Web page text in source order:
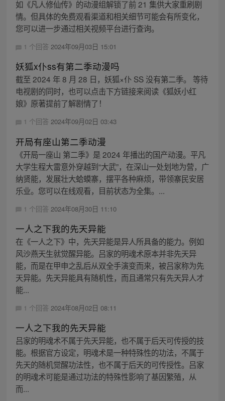
如《凡人修仙传》的动漫组解锁了前 21 集供大家重刷剧
情。但具体的免费观看渠道和相关细节可能会有所变化，
您可以进一步通过相关视频平台进行查询。
1 个回答 2024年09月03日 15:01
妖狐x仆ss有第二季动漫吗
截至 2024 年 8 月 28 日，妖狐×仆 SS 没有第二季。 等待
电视剧的同时，也可以点击下方链接来阅读《狐妖小红
娘》原著提前了解剧情了！
1 个回答 2024年09月02日 03:43
开局有座山第二季动漫
《开局一座山 第二季》是 2024 年播出的国产动漫。平凡
大学生程大雷意外穿越到“大武”，在深山一处划地为营，广
纳贤能，发展壮大蛤蟆寨，摆平各种麻烦，带领寨民安居
乐业。您可以在线观看，目前状态为全集。...
1 个回答 2024年08月30日 11:10
一人之下我的先天异能
在《一人之下》中，先天异能是异人所具备的能力。例如
风沙燕天生就觉醒异能。吕家的明魂术原本并非先天异
能，而是在甲申之乱后从双全手演变而来，被吕家称为先
天异能。先天异能具有随机性，而且通常只有先天异人才
能...
1 个回答 2024年08月02日 08:11
一人之下我的先天异能
吕家的明魂术不属于先天异能，也不属于后天可传授的技
能。根据官方设定，明魂术是一种特殊性的功法，不属于
先天的随机觉醒功法性，也不属于后天的可传授性。吕家
的明魂术可能是通过功法的特殊性影响了基因繁殖，从
而...